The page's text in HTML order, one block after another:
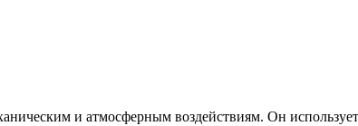
и атмосферным воздействиям. Он